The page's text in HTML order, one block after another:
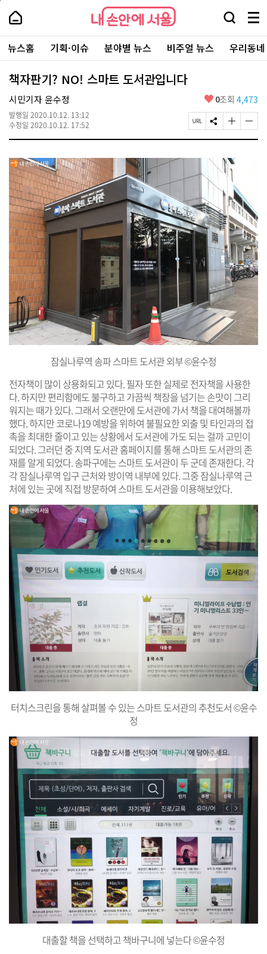
본
로
가
내
손
안
에
서
울
-
서
울
시
대
표
소
포
털
내
손
에
울
검
창
열
기
메
뉴
전
체
보
주
요
서
뉴스홈 기획·이슈 분야별 뉴스 비주얼 뉴스 우리동
책자판기? NO! 스마트 도서관입니다
시민기자 윤수정
발행일 2020.10.12. 13:12
수정일 2020.10.12. 17:52
좋
요
0조회 4,473
페
이
U
L
복
사
S
N
공
유
하
기
글
자
기
크
게
변
경
하
기
글
자
하
기
잠실나루역 송파 스마트 도서관 외부 ©윤수정
전자책이 많이 상용화되고 있다. 필자 또한 실제로 전자책을 사용한
다. 하지만 편리함에도 불구하고 가끔씩 책장을 넘기는 손맛이 그리
워지는 때가 있다. 그래서 오랜만에 도서관에 가서 책을 대여해볼까
했다. 하지만 코로나19 예방을 위하여 불필요한 외출 및 타인과의 접
촉을 최대한 줄이고 있는 상황에서 도서관에 가도 되는 걸까 고민이
되었다. 그러던 중 지역 도서관 홈페이지를 통해 스마트 도서관의 존
재를 알게 되었다. 송파구에는 스마트 도서관이 두 군데 존재한다. 각
각 잠실나루역 입구 근처와 방이역 내부에 있다. 그중 잠실나루역 근
처에 있는 곳에 직접 방문하여 스마트 도서관을 이용해보았다.
터치스크린을 통해 살펴볼 수 있는 스마트 도서관의 추천도서 ©윤수
정
대출할 책을 선택하고 책바구니에 넣는다 ©윤수정
페
상
단
로